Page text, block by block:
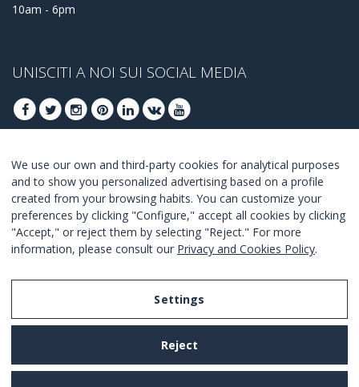
10am - 6pm
UNISCITI A NOI SUI SOCIAL MEDIA
ISCRIVITI PER OTTENERE LE OFFERTE MIGLIORI
UNISCITI
Accetto i termini e condizioni.
We use our own and third-party cookies for analytical purposes
and to show you personalized advertising based on a profile
created from your browsing habits. You can customize your
preferences by clicking "Configure," accept all cookies by clicking
"Accept," or reject them by selecting "Reject." For more
information, please consult our Privacy and Cookies Policy.
Settings
Reject
Legal Notice
Privacy and Cookies Policy
Terms and Conditions of Use